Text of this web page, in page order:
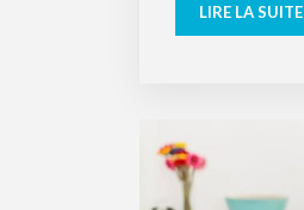
LIRE LA SUITE